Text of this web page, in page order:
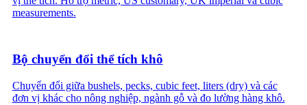
measurements.
Bộ chuyển đổi thể tích khô
Chuyển đổi giữa bushels, pecks, cubic feet, liters (dry) và các
đơn vị khác cho nông nghiệp, ngành gỗ và đo lường hàng khô.